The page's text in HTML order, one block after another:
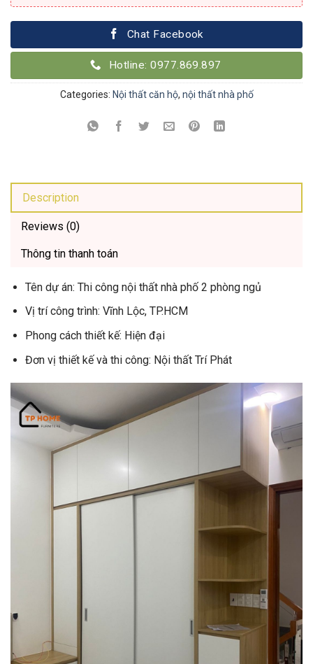
Chat Facebook
Hotline: 0977.869.897
Categories: Nội thất căn hộ, nội thất nhà phố
Description
Reviews (0)
Thông tin thanh toán
Tên dự án: Thi công nội thất nhà phố 2 phòng ngủ
Vị trí công trình: Vĩnh Lộc, TP.HCM
Phong cách thiết kế: Hiện đại
Đơn vị thiết kế và thi công: Nội thất Trí Phát